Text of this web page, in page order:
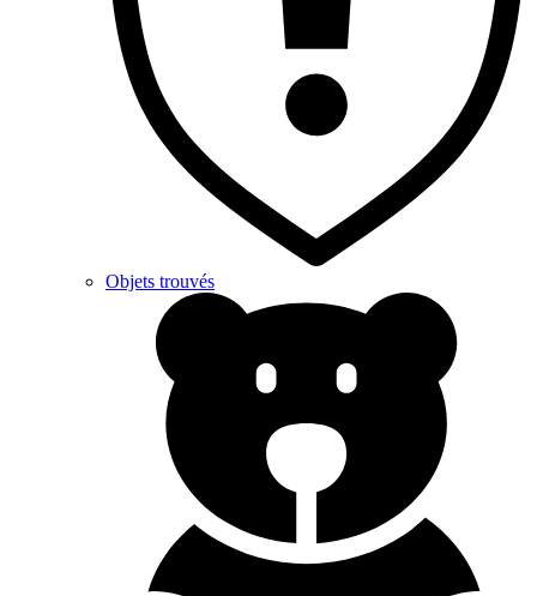
Objets trouvés